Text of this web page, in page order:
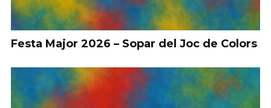
Festa Major 2026 – Sopar del Joc de Colors